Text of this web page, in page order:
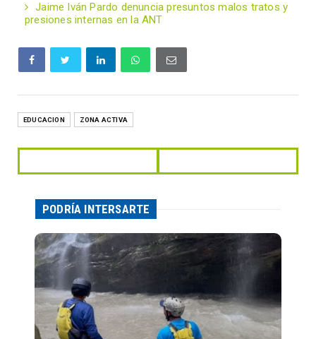
Jaime Iván Pardo denuncia presuntos malos tratos y
presiones internas en la ANT
EDUCACION ZONA ACTIVA
PODRÍA INTERSARTE